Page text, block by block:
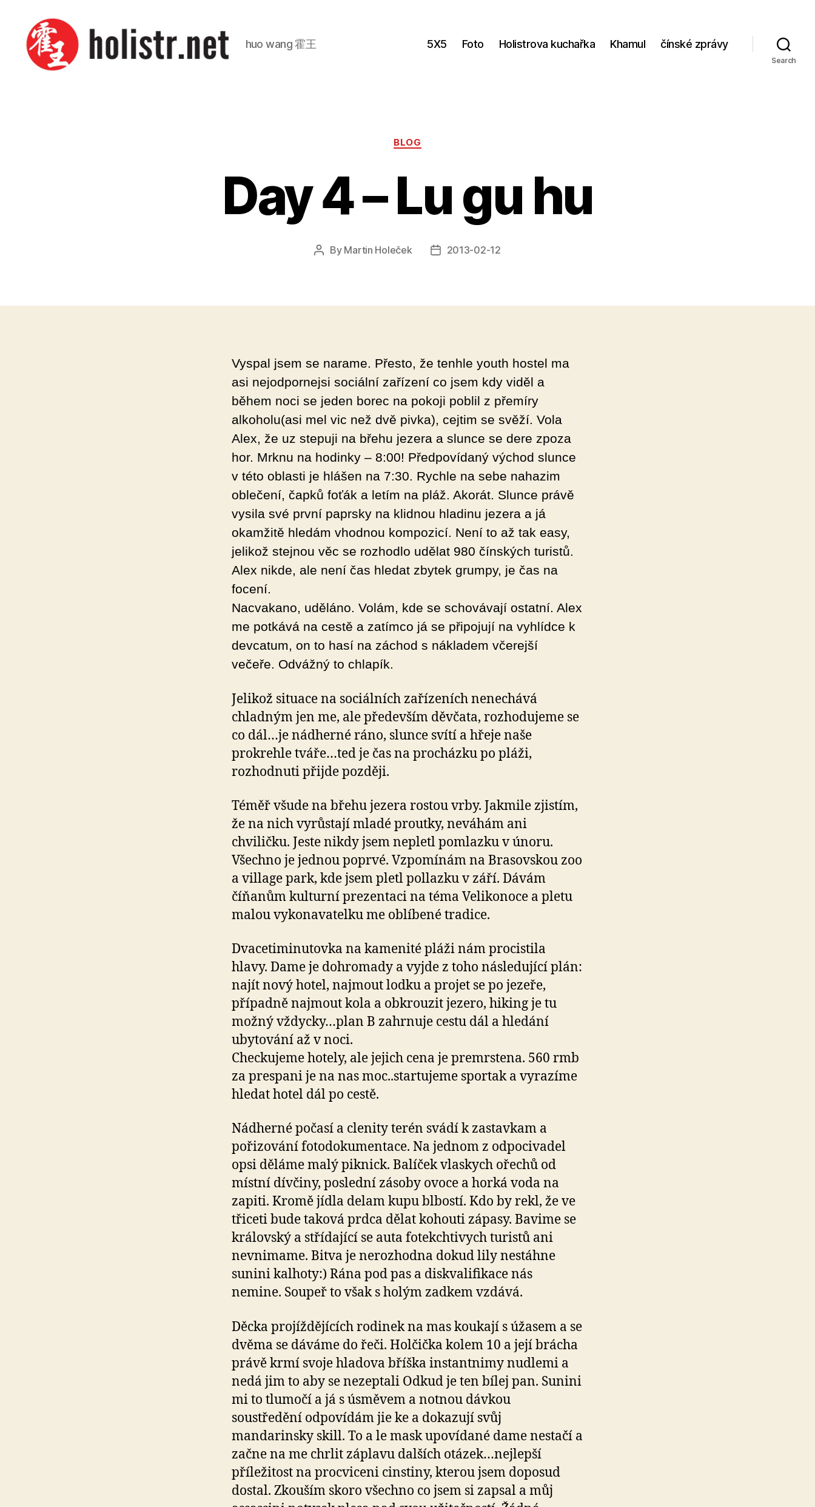
huo wang 霍王 5X5 Foto Holistrova kuchařka Khamul čínské zprávy
Search
Categories
BLOG
Day 4 – Lu gu hu
Post
By Martin Holeček
Post2013-02-12
Vyspal jsem se narame. Přesto, že tenhle youth hostel ma
asi nejodpornejsi sociální zařízení co jsem kdy viděl a
během noci se jeden borec na pokoji poblil z přemíry
alkoholu(asi mel vic než dvě pivka), cejtim se svěží. Vola
Alex, že uz stepuji na břehu jezera a slunce se dere zpoza
hor. Mrknu na hodinky – 8:00! Předpovídaný východ slunce
v této oblasti je hlášen na 7:30. Rychle na sebe nahazim
oblečení, čapků foťák a letím na pláž. Akorát. Slunce právě
vysila své první paprsky na klidnou hladinu jezera a já
okamžitě hledám vhodnou kompozicí. Není to až tak easy,
jelikož stejnou věc se rozhodlo udělat 980 čínských turistů.
Alex nikde, ale není čas hledat zbytek grumpy, je čas na
focení.
Nacvakano, uděláno. Volám, kde se schovávají ostatní. Alex
me potkává na cestě a zatímco já se připojují na vyhlídce k
devcatum, on to hasí na záchod s nákladem včerejší
večeře. Odvážný to chlapík.
Jelikož situace na sociálních zařízeních nenechává
chladným jen me, ale především děvčata, rozhodujeme se
co dál…je nádherné ráno, slunce svítí a hřeje naše
prokrehle tváře…ted je čas na procházku po pláži,
rozhodnuti přijde později.
Téměř všude na břehu jezera rostou vrby. Jakmile zjistím,
že na nich vyrůstají mladé proutky, neváhám ani
chviličku. Jeste nikdy jsem nepletl pomlazku v únoru.
Všechno je jednou poprvé. Vzpomínám na Brasovskou zoo
a village park, kde jsem pletl pollazku v září. Dávám
číňanům kulturní prezentaci na téma Velikonoce a pletu
malou vykonavatelku me oblíbené tradice.
Dvacetiminutovka na kamenité pláži nám procistila
hlavy. Dame je dohromady a vyjde z toho následující plán:
najít nový hotel, najmout lodku a projet se po jezeře,
případně najmout kola a obkrouzit jezero, hiking je tu
možný vždycky…plan B zahrnuje cestu dál a hledání
ubytování až v noci.
Checkujeme hotely, ale jejich cena je premrstena. 560 rmb
za prespani je na nas moc..startujeme sportak a vyrazíme
hledat hotel dál po cestě.
Nádherné počasí a clenity terén svádí k zastavkam a
pořizování fotodokumentace. Na jednom z odpocivadel
opsi děláme malý piknick. Balíček vlaskych ořechů od
místní dívčiny, poslední zásoby ovoce a horká voda na
zapiti. Kromě jídla delam kupu blbostí. Kdo by rekl, že ve
třiceti bude taková prdca dělat kohouti zápasy. Bavime se
královský a střídající se auta fotekchtivych turistů ani
nevnimame. Bitva je nerozhodna dokud lily nestáhne
sunini kalhoty:) Rána pod pas a diskvalifikace nás
nemine. Soupeř to však s holým zadkem vzdává.
Děcka projíždějících rodinek na mas koukají s úžasem a se
dvěma se dáváme do řeči. Holčička kolem 10 a její brácha
právě krmí svoje hladova bříška instantnimy nudlemi a
nedá jim to aby se nezeptali Odkud je ten bílej pan. Sunini
mi to tlumočí a já s úsměvem a notnou dávkou
soustředění odpovídám jie ke a dokazují svůj
mandarinsky skill. To a le mask upovídané dame nestačí a
začne na me chrlit záplavu dalších otázek…nejlepší
příležitost na procviceni cinstiny, kterou jsem doposud
dostal. Zkouším skoro všechno co jsem si zapsal a můj